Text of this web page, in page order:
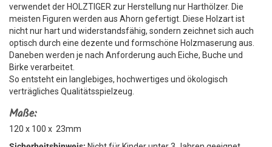
verwendet der HOLZTIGER zur Herstellung nur Harthölzer. Die
meisten Figuren werden aus Ahorn gefertigt. Diese Holzart ist
nicht nur hart und widerstandsfähig, sondern zeichnet sich auch
optisch durch eine dezente und formschöne Holzmaserung aus.
Daneben werden je nach Anforderung auch Eiche, Buche und
Birke verarbeitet.
So entsteht ein langlebiges, hochwertiges und ökologisch
verträgliches Qualitätsspielzeug.
Maße:
120 x 100 x 23mm